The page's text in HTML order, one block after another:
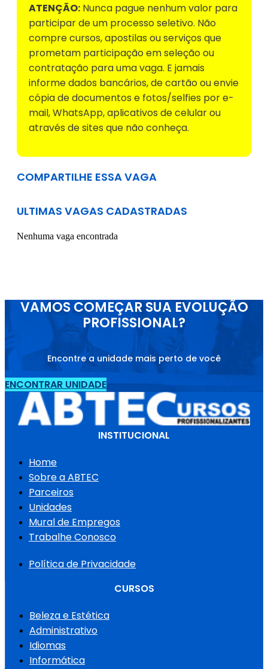
ATENÇÃO: Nunca pague nenhum valor para
participar de um processo seletivo. Não
compre cursos, apostilas ou serviços que
prometam participação em seleção ou
contratação para uma vaga. E jamais
informe dados bancários, de cartão ou envie
cópia de documentos e fotos/selfies por e-
mail, WhatsApp, aplicativos de celular ou
através de sites que não conheça.
COMPARTILHE ESSA VAGA
ULTIMAS VAGAS CADASTRADAS
Nenhuma vaga encontrada
VAMOS COMEÇAR SUA EVOLUÇÃO
PROFISSIONAL?
Encontre a unidade mais perto de você
ENCONTRAR UNIDADE
INSTITUCIONAL
Home
Sobre a ABTEC
Parceiros
Unidades
Mural de Empregos
Trabalhe Conosco
Política de Privacidade
CURSOS
Beleza e Estética
Administrativo
Idiomas
Informática